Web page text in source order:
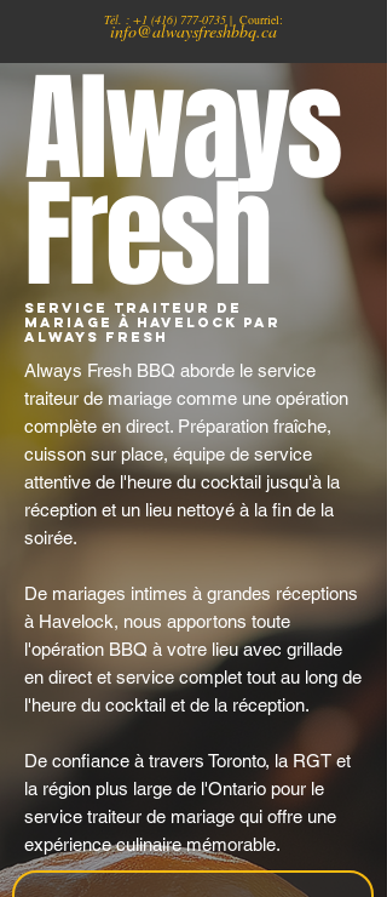
Tél. : +1 (416) 777-0735 | Courriel:
info@alwaysfreshbbq.ca
Always
Fresh
Service traiteur de
mariage à Havelock par
Always Fresh
Always Fresh BBQ aborde le service
traiteur de mariage comme une opération
complète en direct. Préparation fraîche,
cuisson sur place, équipe de service
attentive de l'heure du cocktail jusqu'à la
réception et un lieu nettoyé à la fin de la
soirée.
De mariages intimes à grandes réceptions
à Havelock, nous apportons toute
l'opération BBQ à votre lieu avec grillade
en direct et service complet tout au long de
l'heure du cocktail et de la réception.
De confiance à travers Toronto, la RGT et
la région plus large de l'Ontario pour le
service traiteur de mariage qui offre une
expérience culinaire mémorable.